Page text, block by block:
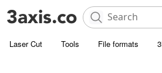
Laser Cut Tools File formats